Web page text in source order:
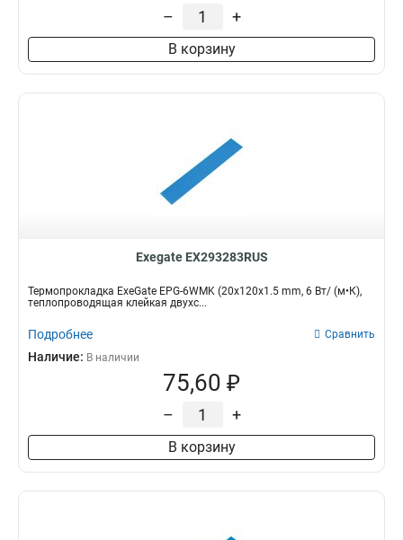
– +
В корзину
Exegate EX293283RUS
Термопрокладка ExeGate EPG-6WMK (20x120x1.5 mm, 6 Вт/ (м•К),
теплопроводящая клейкая двухс...
Подробнее Сравнить
Наличие: В наличии
75,60 ₽
– +
В корзину